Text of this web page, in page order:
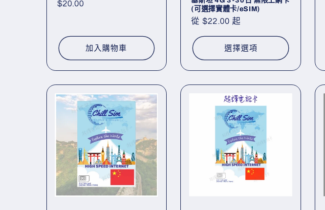
定
$20.00
加入購物車
(可選擇實體卡/eSIM)
定
從 $22.00 起
選擇選項